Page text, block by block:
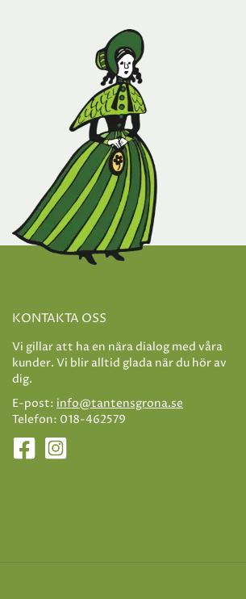
KONTAKTA OSS
Vi gillar att ha en nära dialog med våra
kunder. Vi blir alltid glada när du hör av
dig.
E-post: info@tantensgrona.se
Telefon: 018-462579